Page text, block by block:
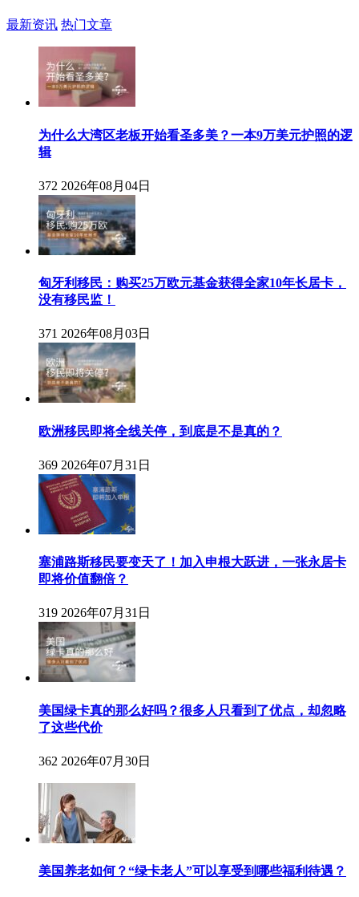
最新资讯 热门文章
为什么大湾区老板开始看圣多美？一本9万美元护照的逻
辑
372 2026年08月04日
匈牙利移民：购买25万欧元基金获得全家10年长居卡，
没有移民监！
371 2026年08月03日
欧洲移民即将全线关停，到底是不是真的？
369 2026年07月31日
塞浦路斯移民要变天了！加入申根大跃进，一张永居卡
即将价值翻倍？
319 2026年07月31日
美国绿卡真的那么好吗？很多人只看到了优点，却忽略
了这些代价
362 2026年07月30日
美国养老如何？“绿卡老人”可以享受到哪些福利待遇？